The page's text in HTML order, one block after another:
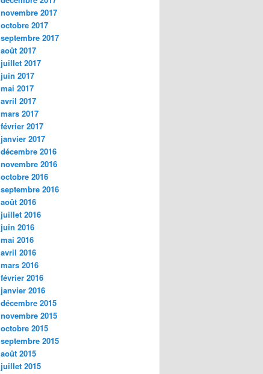
novembre 2017
octobre 2017
septembre 2017
août 2017
juillet 2017
juin 2017
mai 2017
avril 2017
mars 2017
février 2017
janvier 2017
décembre 2016
novembre 2016
octobre 2016
septembre 2016
août 2016
juillet 2016
juin 2016
mai 2016
avril 2016
mars 2016
février 2016
janvier 2016
décembre 2015
novembre 2015
octobre 2015
septembre 2015
août 2015
juillet 2015